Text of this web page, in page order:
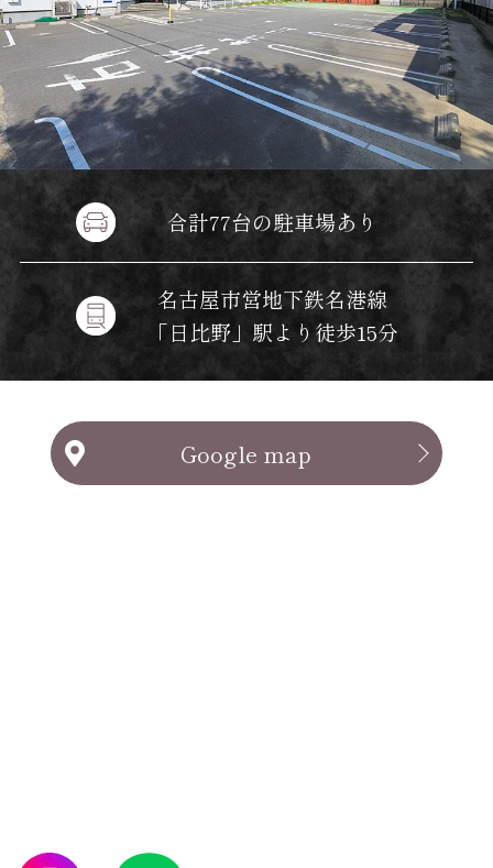
合計77台の駐車場あり
名古屋市営地下鉄名港線
「日比野」駅より徒歩15分
Google map